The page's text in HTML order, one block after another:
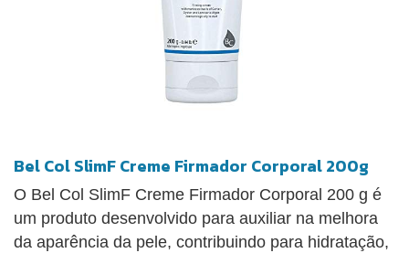
Bel Col SlimF Creme Firmador Corporal 200g
O Bel Col SlimF Creme Firmador Corporal 200 g é
um produto desenvolvido para auxiliar na melhora
da aparência da pele, contribuindo para hidratação,